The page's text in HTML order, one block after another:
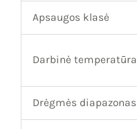
Apsaugos klasė
Darbinė temperatūra
Drėgmės diapazonas